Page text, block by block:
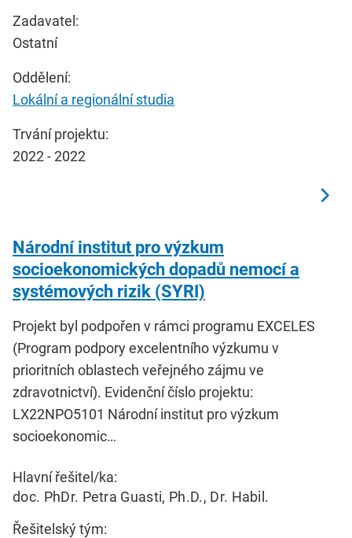
Zadavatel:
Ostatní
Oddělení:
Lokální a regionální studia
Trvání projektu:
2022 - 2022
Národní institut pro výzkum
socioekonomických dopadů nemocí a
systémových rizik (SYRI)
Projekt byl podpořen v rámci programu EXCELES
(Program podpory excelentního výzkumu v
prioritních oblastech veřejného zájmu ve
zdravotnictví). Evidenční číslo projektu:
LX22NPO5101 Národní institut pro výzkum
socioekonomic…
Hlavní řešitel/ka:
doc. PhDr. Petra Guasti, Ph.D., Dr. Habil.
Řešitelský tým: